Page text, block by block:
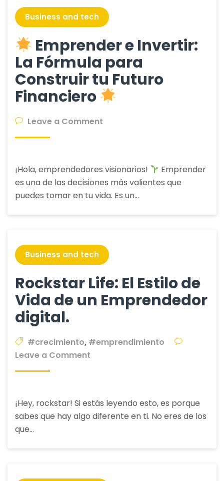
Inversionistas
Novatos
Business and tech
Emprender e Invertir:
La Fórmula para
Construir tu Futuro
Financiero
Leave a Comment
Invertir:
La
Fórmula
para
Futuro
Financiero
¡Hola, emprendedores visionarios!
Emprender
es una de las decisiones más valientes que
puedes tomar en tu vida. Es un…
Business and tech
Rockstar Life: El Estilo de
Vida de un Emprendedor
digital.
#crecimiento, #emprendimiento
Leave a Comment
Estilo
de
de
¡Hey, rockstar! Si estás leyendo esto, es porque
sabes que hay algo diferente en ti. No eres de los
que…